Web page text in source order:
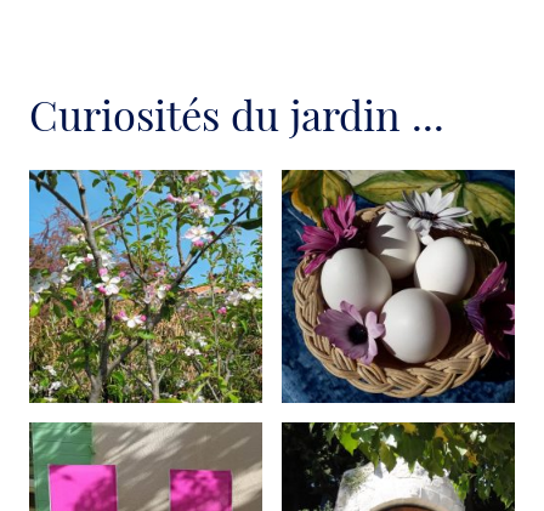
Curiosités du jardin ...